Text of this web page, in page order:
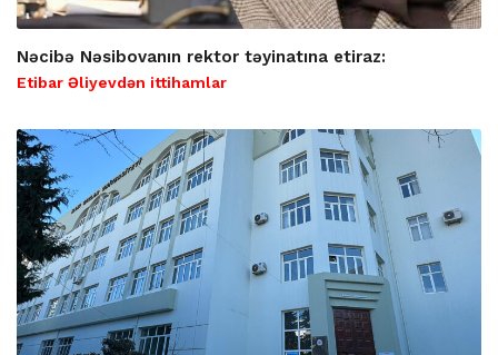
Nəcibə Nəsibovanın rektor təyinatına etiraz:
Etibar Əliyevdən ittihamlar